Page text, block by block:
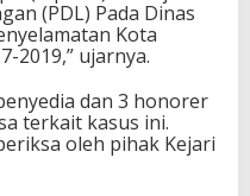
(PDL) Pada Dinas
Kota
2019,” ujarnya.
dan 3 honorer
terkait kasus ini.
oleh pihak Kejari